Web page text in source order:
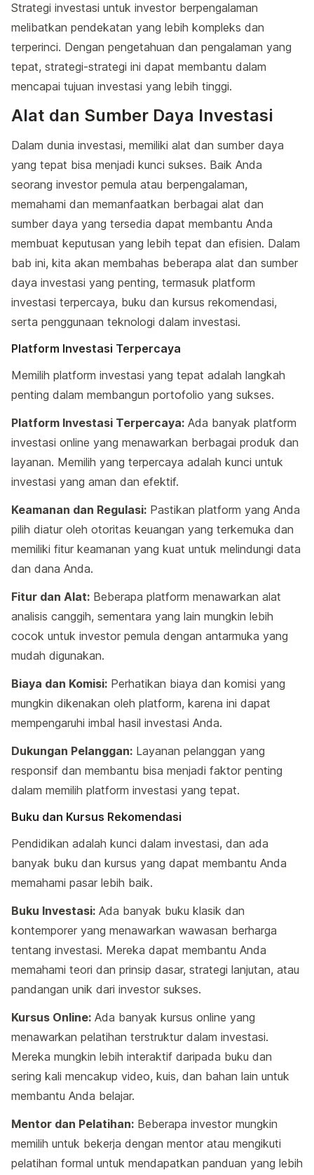
Strategi investasi untuk investor berpengalaman
melibatkan pendekatan yang lebih kompleks dan
terperinci. Dengan pengetahuan dan pengalaman yang
tepat, strategi-strategi ini dapat membantu dalam
mencapai tujuan investasi yang lebih tinggi.
Alat dan Sumber Daya Investasi
Dalam dunia investasi, memiliki alat dan sumber daya
yang tepat bisa menjadi kunci sukses. Baik Anda
seorang investor pemula atau berpengalaman,
memahami dan memanfaatkan berbagai alat dan
sumber daya yang tersedia dapat membantu Anda
membuat keputusan yang lebih tepat dan efisien. Dalam
bab ini, kita akan membahas beberapa alat dan sumber
daya investasi yang penting, termasuk platform
investasi terpercaya, buku dan kursus rekomendasi,
serta penggunaan teknologi dalam investasi.
Platform Investasi Terpercaya
Memilih platform investasi yang tepat adalah langkah
penting dalam membangun portofolio yang sukses.
Platform Investasi Terpercaya: Ada banyak platform
investasi online yang menawarkan berbagai produk dan
layanan. Memilih yang terpercaya adalah kunci untuk
investasi yang aman dan efektif.
Keamanan dan Regulasi: Pastikan platform yang Anda
pilih diatur oleh otoritas keuangan yang terkemuka dan
memiliki fitur keamanan yang kuat untuk melindungi data
dan dana Anda.
Fitur dan Alat: Beberapa platform menawarkan alat
analisis canggih, sementara yang lain mungkin lebih
cocok untuk investor pemula dengan antarmuka yang
mudah digunakan.
Biaya dan Komisi: Perhatikan biaya dan komisi yang
mungkin dikenakan oleh platform, karena ini dapat
mempengaruhi imbal hasil investasi Anda.
Dukungan Pelanggan: Layanan pelanggan yang
responsif dan membantu bisa menjadi faktor penting
dalam memilih platform investasi yang tepat.
Buku dan Kursus Rekomendasi
Pendidikan adalah kunci dalam investasi, dan ada
banyak buku dan kursus yang dapat membantu Anda
memahami pasar lebih baik.
Buku Investasi: Ada banyak buku klasik dan
kontemporer yang menawarkan wawasan berharga
tentang investasi. Mereka dapat membantu Anda
memahami teori dan prinsip dasar, strategi lanjutan, atau
pandangan unik dari investor sukses.
Kursus Online: Ada banyak kursus online yang
menawarkan pelatihan terstruktur dalam investasi.
Mereka mungkin lebih interaktif daripada buku dan
sering kali mencakup video, kuis, dan bahan lain untuk
membantu Anda belajar.
Mentor dan Pelatihan: Beberapa investor mungkin
memilih untuk bekerja dengan mentor atau mengikuti
pelatihan formal untuk mendapatkan panduan yang lebih